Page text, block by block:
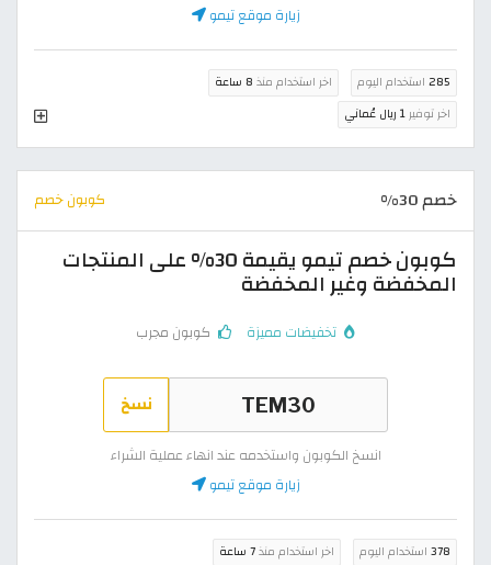
زيارة موقع تيمو
285 استخدام اليوم اخر استخدام منذ 8 ساعة
اخر توفير1 ريال عُماني
خصم 30% كوبون خصم
كوبون خصم تيمو يقيمة 30% على المنتجات
المخفضة وغير المخفضة
تخفيضات مميزة كوبون مجرب
نسخ
انسخ الكوبون واستخدمه عند انهاء عملية الشراء
زيارة موقع تيمو
378 استخدام اليوم اخر استخدام منذ7 ساعة